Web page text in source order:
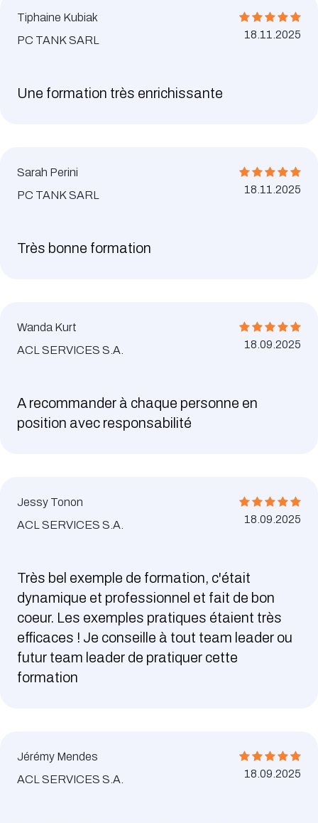
Tiphaine Kubiak
PC TANK SARL
18.11.2025
Une formation très enrichissante
Sarah Perini
PC TANK SARL
18.11.2025
Très bonne formation
Wanda Kurt
ACL SERVICES S.A.
18.09.2025
A recommander à chaque personne en
position avec responsabilité
Jessy Tonon
ACL SERVICES S.A.
18.09.2025
Très bel exemple de formation, c'était
dynamique et professionnel et fait de bon
coeur. Les exemples pratiques étaient très
efficaces ! Je conseille à tout team leader ou
futur team leader de pratiquer cette
formation
Jérémy Mendes
ACL SERVICES S.A.
18.09.2025